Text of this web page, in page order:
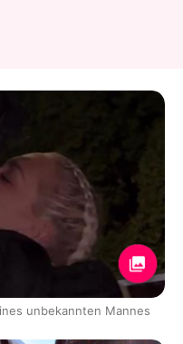
unbekannten Mannes